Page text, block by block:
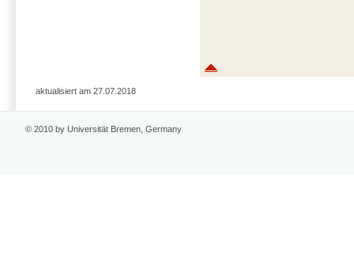
aktualisiert am 27.07.2018
© 2010 by Universität Bremen, Germany